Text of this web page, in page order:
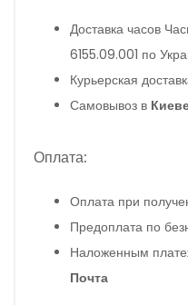
Доставка часов
6155.09.001 по
Курьерская
Самовывоз в
Оплата:
Оплата при
Предоплата по
Наложенным
Почта